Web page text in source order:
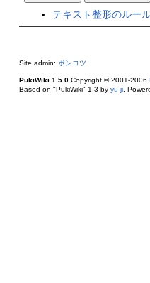
テキスト整形のルー
Site admin: ポンコツ
PukiWiki 1.5.0Copyright © 2001-2006
Based on "PukiWiki" 1.3 by yu-ji.